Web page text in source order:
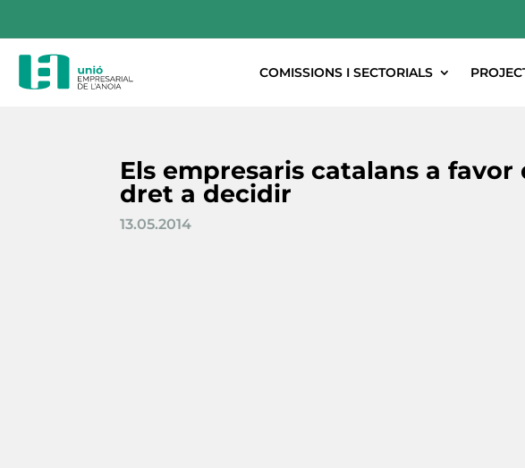
COMISSIONS I SECTORIALS
Els empresaris catalans a favor
dret a decidir
13.05.2014